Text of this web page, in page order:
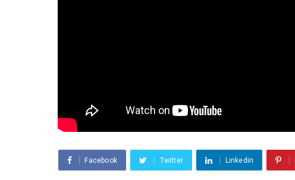
Facebook Twitter Linkedin